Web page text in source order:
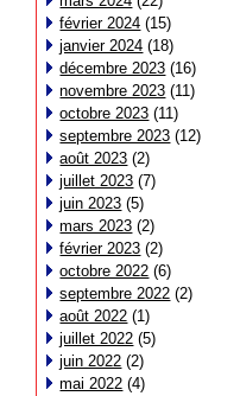
février 2024 (15)
janvier 2024 (18)
décembre 2023 (16)
novembre 2023 (11)
octobre 2023 (11)
septembre 2023 (12)
août 2023 (2)
juillet 2023 (7)
juin 2023 (5)
mars 2023 (2)
février 2023 (2)
octobre 2022 (6)
septembre 2022 (2)
août 2022 (1)
juillet 2022 (5)
juin 2022 (2)
mai 2022 (4)